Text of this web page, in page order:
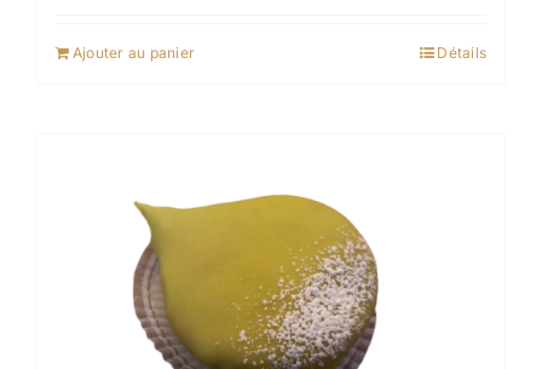
Ajouter au panier Détails